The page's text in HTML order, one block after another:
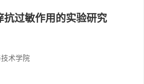
抗过敏作用的实验研究
术学院